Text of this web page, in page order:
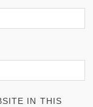
IN THIS